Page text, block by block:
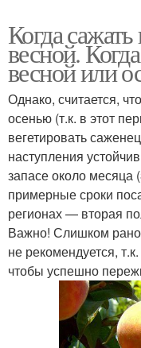
Когда
весной.
весной или
Однако, считается,
осенью (т.к. в этот
вегетировать
наступления
запасе около месяца
примерные сроки
регионах — вторая
Важно! Слишком
не рекомендуется,
чтобы успешно